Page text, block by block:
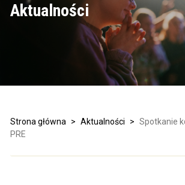
Aktualności
Strona główna > Aktualności > Spotkanie
PRE